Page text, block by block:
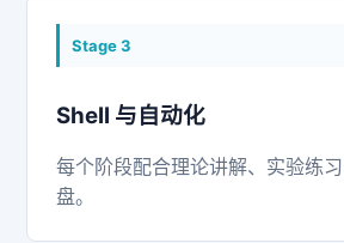
Stage3
Shell 与自动化
每个阶段配合理论讲解、实验练
盘。